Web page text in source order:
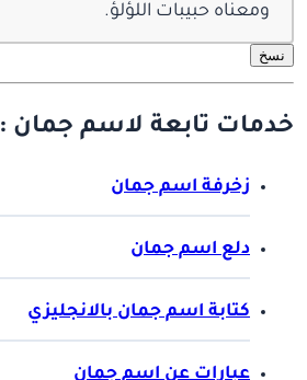
ومعناه حبيبات اللؤلؤ.
نسخ
خدمات تابعة لاسم جمان :
زخرفة اسم جمان
دلع اسم جمان
كتابة اسم جمان بالانجليزي
عبارات عن اسم جمان